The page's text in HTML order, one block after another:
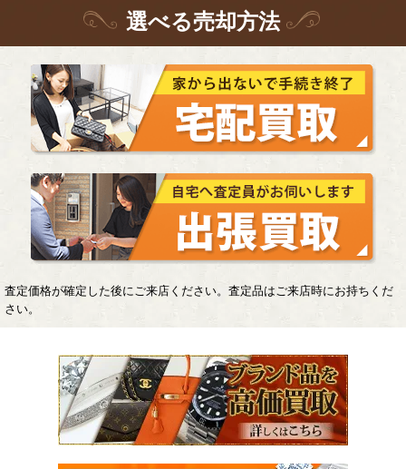
選べる売却方法
査定価格が確定した後にご来店ください。査定品はご来店時にお持ちくだ
さい。